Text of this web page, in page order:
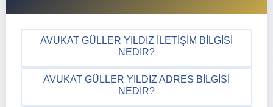
AVUKAT GÜLLER YILDIZ İLETIŞIM BILGISI
NEDIR?
AVUKAT GÜLLER YILDIZ ADRES BILGISI
NEDIR?